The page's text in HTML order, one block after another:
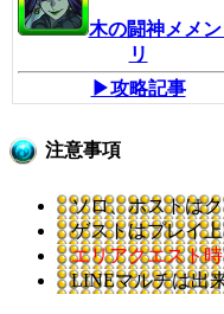
木の闘神メメ
リ
▶攻略記事
注意事項
ソロ、ホストは
ゲストはプレイ
エリアクエスト
LINEマルチは出